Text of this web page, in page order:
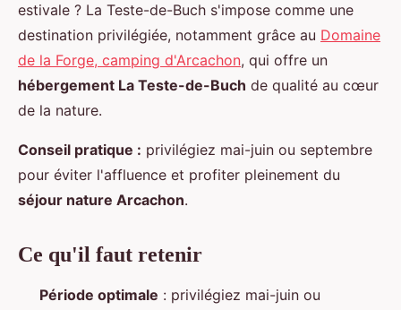
estivale ? La Teste-de-Buch s'impose comme une
destination privilégiée, notamment grâce au Domaine
de la Forge, camping d'Arcachon, qui offre un
hébergement La Teste-de-Buch de qualité au cœur
de la nature.
Conseil pratique : privilégiez mai-juin ou septembre
pour éviter l'affluence et profiter pleinement du
séjour nature Arcachon.
Ce qu'il faut retenir
Période optimale : privilégiez mai-juin ou